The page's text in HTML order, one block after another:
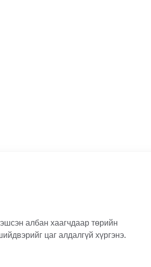
албан хаагчдаар төрийн
цаг алдалгүй хүргэнэ.